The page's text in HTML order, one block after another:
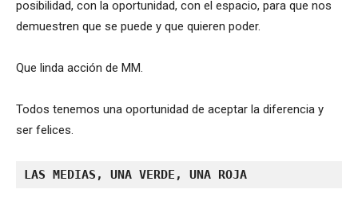
posibilidad, con la oportunidad, con el espacio, para que nos
demuestren que se puede y que quieren poder.
Que linda acción de MM.
Todos tenemos una oportunidad de aceptar la diferencia y
ser felices.
LAS MEDIAS, UNA VERDE, UNA ROJA